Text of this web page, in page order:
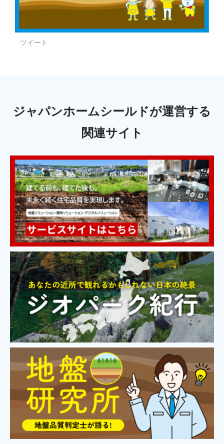
ツイート
ジャパンホームシールドが運営する
関連サイト